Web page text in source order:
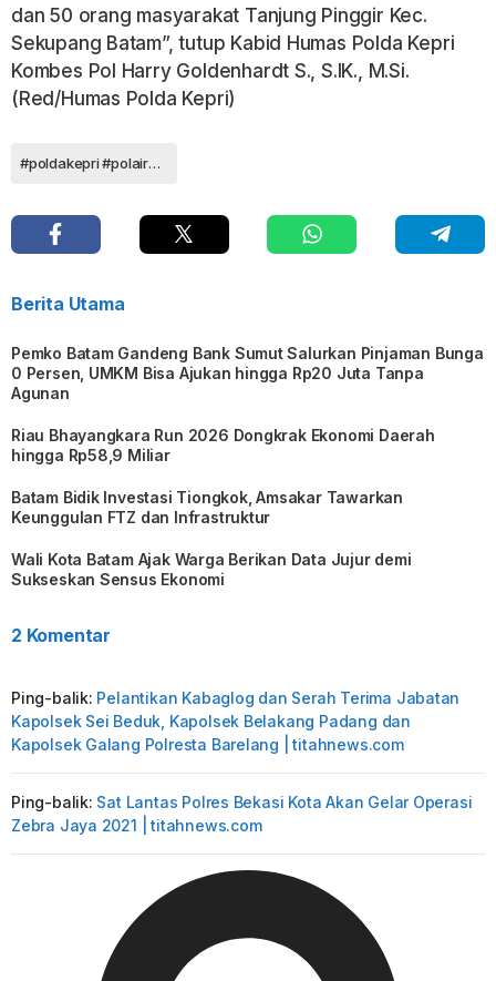
dan 50 orang masyarakat Tanjung Pinggir Kec.
Sekupang Batam”, tutup Kabid Humas Polda Kepri
Kombes Pol Harry Goldenhardt S., S.IK., M.Si.
(Red/Humas Polda Kepri)
#poldakepri #polairud #pantai #hutpolairud #humaspoldakepri #mabespolri
Berita Utama
Pemko Batam Gandeng Bank Sumut Salurkan Pinjaman Bunga
0 Persen, UMKM Bisa Ajukan hingga Rp20 Juta Tanpa
Agunan
Riau Bhayangkara Run 2026 Dongkrak Ekonomi Daerah
hingga Rp58,9 Miliar
Batam Bidik Investasi Tiongkok, Amsakar Tawarkan
Keunggulan FTZ dan Infrastruktur
Wali Kota Batam Ajak Warga Berikan Data Jujur demi
Sukseskan Sensus Ekonomi
2 Komentar
Ping-balik: Pelantikan Kabaglog dan Serah Terima Jabatan
Kapolsek Sei Beduk, Kapolsek Belakang Padang dan
Kapolsek Galang Polresta Barelang | titahnews.com
Ping-balik: Sat Lantas Polres Bekasi Kota Akan Gelar Operasi
Zebra Jaya 2021 | titahnews.com